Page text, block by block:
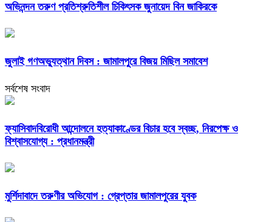
অভিনন্দন তরুণ প্রতিশ্রুতিশীল চিকিৎসক জুনায়েদ বিন জাকিরকে
জুলাই গণঅভ্যুত্থান দিবস : জামালপুরে বিজয় মিছিল সমাবেশ
সর্বশেষ সংবাদ
ফ্যাসিবাদবিরোধী আন্দোলনে হত্যাকাণ্ডের বিচার হবে স্বচ্ছ, নিরপেক্ষ ও
বিশ্বাসযোগ্য : প্রধানমন্ত্রী
মুর্শিদাবাদে তরুণীর অভিযোগ : গ্রেপ্তার জামালপুরের যুবক